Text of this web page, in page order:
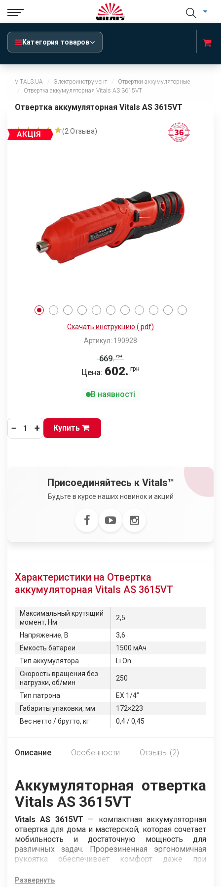
Категория товаров
VITALS.UA Электроинструмент
Отвертки аккумуляторные
Отвертка аккумуляторная Vitals AS 3615VT
Отвертка аккумуляторная Vitals AS 3615VT
(2 Отзыва)
Скачать инструкцию (.pdf)
Артикул: 190928
669. грн
Цена: 602. грн
В наявності
− + Купить
Присоединяйтесь к Vitals™
Будьте в курсе наших новинок и акций
Характеристики на Отвертка
аккумуляторная Vitals AS 3615VT
Максимальный крутящий
момент, Нм
2,5
Напряжение, В
3,6
Ёмкость батареи
1500 мАч
Тип аккумулятора
Li On
Скорость вращения без
нагрузки, об/мин
250
Тип патрона
EX 1/4”
Габариты упаковки, мм
172×223
Вес нетто / брутто, кг
0,4 / 0,45
Описание Особенности Отзывы (2)
Аккумуляторная отвертка
Vitals AS 3615VT
Vitals AS 3615VT — компактная аккумуляторная
отвертка для дома и мастерской, которая сочетает
мобильность и достаточную мощность для
различных задач. Прорезиненная эргономичная
рукоятка обеспечивает комфорт даже при
позволяют работать в труднодоступных местах
Развернуть